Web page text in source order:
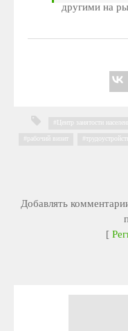
другими на
Центр занятости
рабочий визит
Добавлять
[